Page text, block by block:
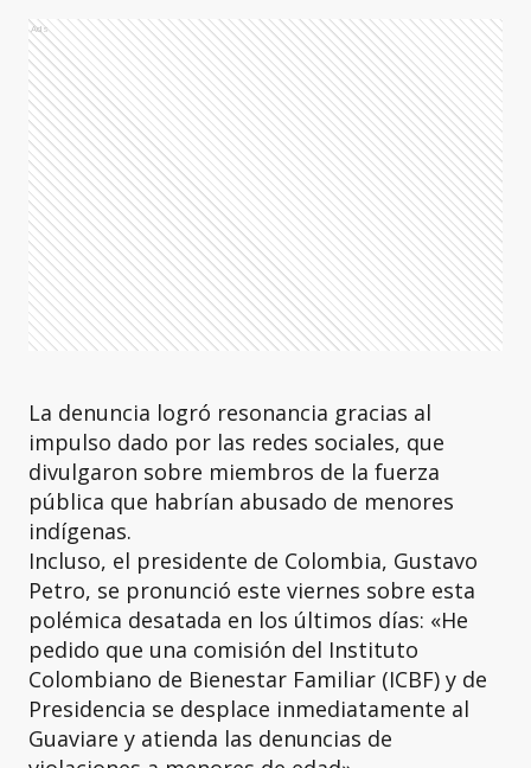
Ads
La denuncia logró resonancia gracias al
impulso dado por las redes sociales, que
divulgaron sobre miembros de la fuerza
pública que habrían abusado de menores
indígenas.
Incluso, el presidente de Colombia, Gustavo
Petro, se pronunció este viernes sobre esta
polémica desatada en los últimos días: «He
pedido que una comisión del Instituto
Colombiano de Bienestar Familiar (ICBF) y de
Presidencia se desplace inmediatamente al
Guaviare y atienda las denuncias de